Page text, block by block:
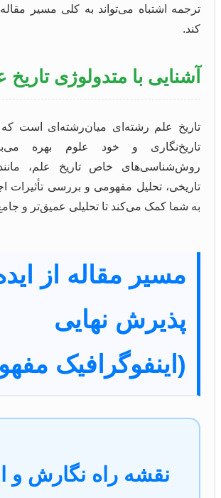
ترجمه اشتباه می‌تواند به کلی مسیر
کند.
آشنایی با متدولوژی تاریخ
تاریخ علم رشته‌ای میان‌رشته‌ای است
تاریخ‌نگاری و خود علوم بهره
روش‌شناسی‌های خاص تاریخ علم،
تاریخی، تحلیل مفهومی و بررسی تأثیرات
به شما کمک می‌کند تا تحلیلی عمیق‌تر و
مسیر مقاله از
پذیرش نهایی
(اینفوگرافیک
نقشه راه نگارش و